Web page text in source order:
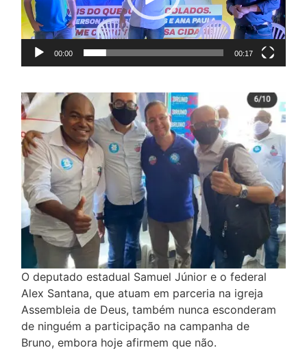
00:00 00:17
O deputado estadual Samuel Júnior e o federal
Alex Santana, que atuam em parceria na igreja
Assembleia de Deus, também nunca esconderam
de ninguém a participação na campanha de
Bruno, embora hoje afirmem que não.